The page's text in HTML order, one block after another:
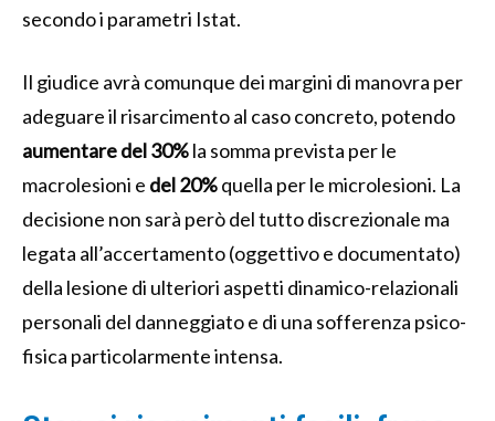
secondo i parametri Istat.
Il giudice avrà comunque dei margini di manovra per
adeguare il risarcimento al caso concreto, potendo
aumentare del 30%la somma prevista per le
macrolesioni e del 20%quella per le microlesioni. La
decisione non sarà però del tutto discrezionale ma
legata all’accertamento (oggettivo e documentato)
della lesione di ulteriori aspetti dinamico-relazionali
personali del danneggiato e di una sofferenza psico-
fisica particolarmente intensa.